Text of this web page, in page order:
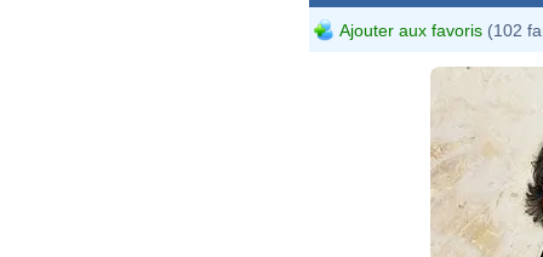
Ajouter aux favoris (102